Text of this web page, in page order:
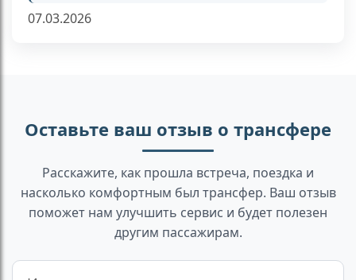
07.03.2026
Оставьте ваш отзыв о трансфере
Расскажите, как прошла встреча, поездка и
насколько комфортным был трансфер. Ваш отзыв
поможет нам улучшить сервис и будет полезен
другим пассажирам.